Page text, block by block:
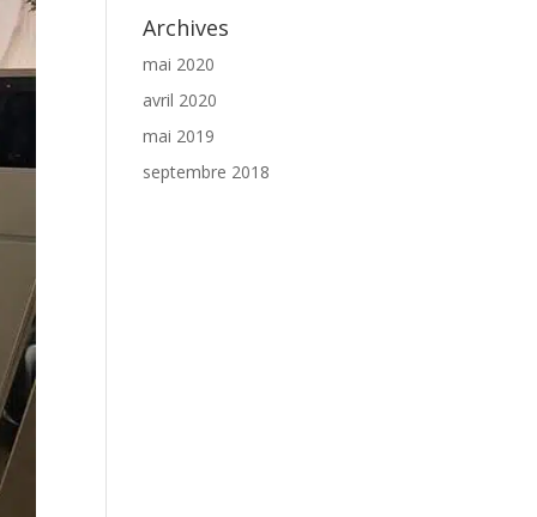
Archives
mai 2020
avril 2020
mai 2019
septembre 2018